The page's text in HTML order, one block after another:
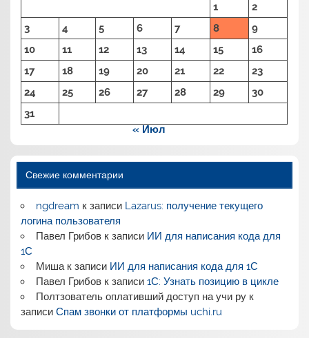
1
2
3
4 5 6 7 8
9
10
11 12 13 14 15
16
17
18 19 20 21 22
23
24
25 26 27 28 29
30
31
« Июл
Свежие комментарии
ngdream к записи Lazarus: получение текущего
логина пользователя
Павел Грибовк записи ИИ для написания кода для
1С
Мишак записи ИИ для написания кода для 1С
Павел Грибовк записи 1С: Узнать позицию в цикле
Полтзователь оплативший доступ на учи рук
записиСпам звонки от платформы uchi.ru